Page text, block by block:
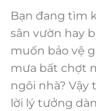
Bạn đang tìm
sân vườn hay
muốn bảo vệ
mưa bất chợt
ngôi nhà? Vậy
lời lý tưởng